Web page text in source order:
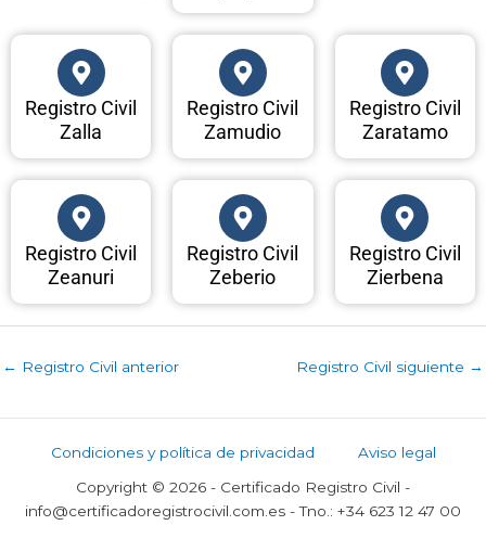
Registro Civil
Zalla
Registro Civil
Zamudio
Registro Civil
Zaratamo
Registro Civil
Zeanuri
Registro Civil
Zeberio
Registro Civil
Zierbena
← Registro Civil anterior Registro Civil siguiente →
Condiciones y política de privacidad
Aviso legal
Copyright © 2026 - Certificado Registro Civil -
info@certificadoregistrocivil.com.es - Tno.: +34 623 12 47 00